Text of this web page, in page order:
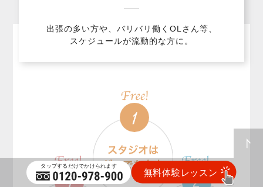
出張の多い方や、バリバリ働くOLさん等、
スケジュールが流動的な方に。